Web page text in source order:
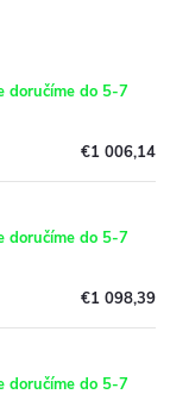
doručíme do 5-7
€1 006,14
doručíme do 5-7
€1 098,39
doručíme do 5-7